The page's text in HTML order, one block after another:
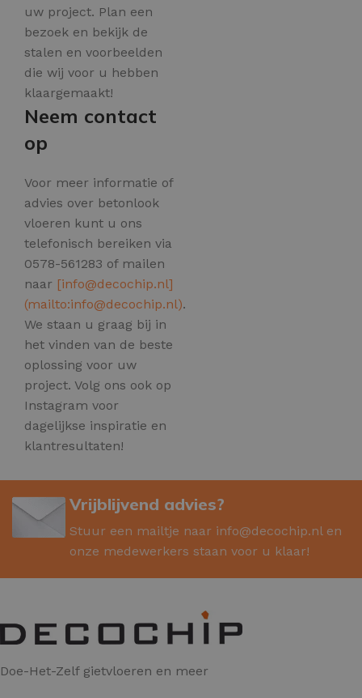
uw project. Plan een
bezoek en bekijk de
stalen en voorbeelden
die wij voor u hebben
klaargemaakt!
Neem contact
op
Voor meer informatie of
advies over betonlook
vloeren kunt u ons
telefonisch bereiken via
0578-561283 of mailen
naar [info@decochip.nl]
(mailto:info@decochip.nl).
We staan u graag bij in
het vinden van de beste
oplossing voor uw
project. Volg ons ook op
Instagram voor
dagelijkse inspiratie en
klantresultaten!
Vrijblijvend advies?
Stuur een mailtje naar info@decochip.nl en
onze medewerkers staan voor u klaar!
Doe-Het-Zelf gietvloeren en meer